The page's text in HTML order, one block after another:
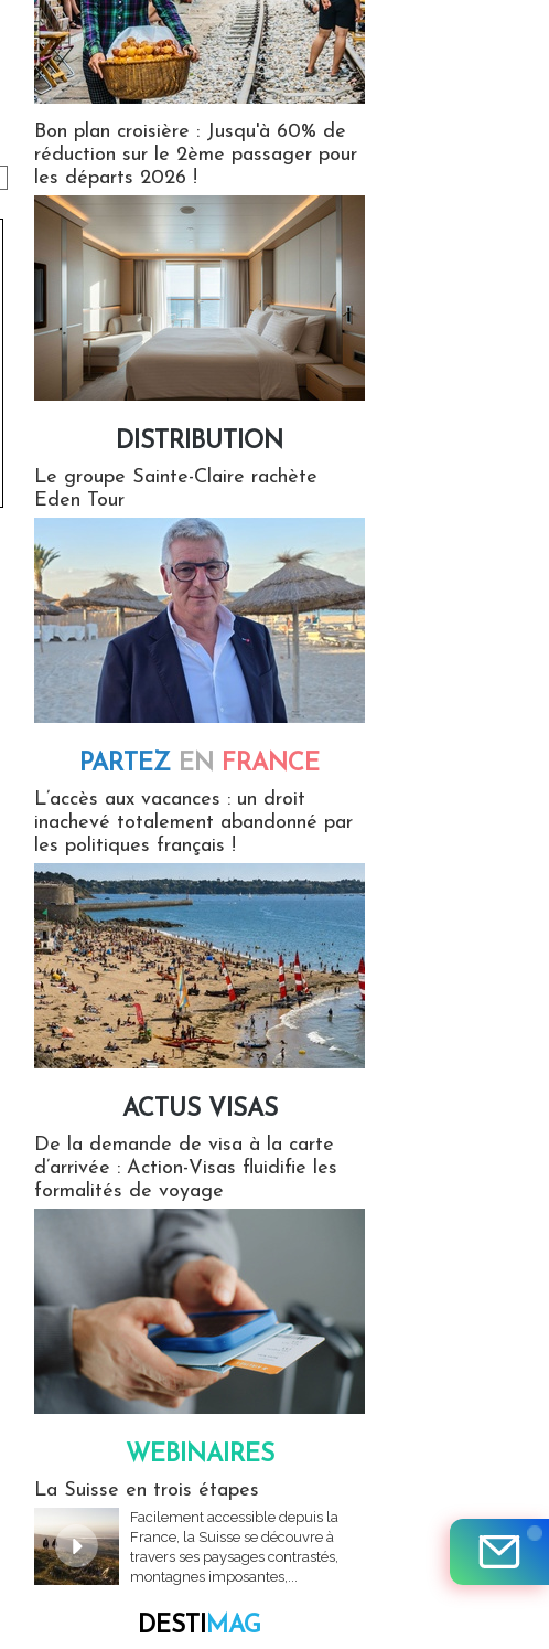
Bon plan croisière : Jusqu'à 60% de
réduction sur le 2ème passager pour
les départs 2026 !
DISTRIBUTION
Le groupe Sainte-Claire rachète
Eden Tour
PARTEZ EN FRANCE
L’accès aux vacances : un droit
inachevé totalement abandonné par
les politiques français !
ACTUS VISAS
De la demande de visa à la carte
d’arrivée : Action-Visas fluidifie les
formalités de voyage
WEBINAIRES
La Suisse en trois étapes
Facilement accessible depuis la
France, la Suisse se découvre à
travers ses paysages contrastés,
montagnes imposantes,...
DESTIMAG